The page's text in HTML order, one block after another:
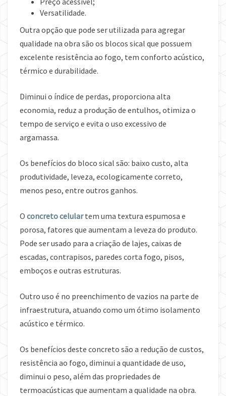
Versatilidade.
Outra opção que pode ser utilizada para agregar
qualidade na obra são os blocos sical que possuem
excelente resistência ao fogo, tem conforto acústico,
térmico e durabilidade.
Diminui o índice de perdas, proporciona alta
economia, reduz a produção de entulhos, otimiza o
tempo de serviço e evita o uso excessivo de
argamassa.
Os benefícios do bloco sical são: baixo custo, alta
produtividade, leveza, ecologicamente correto,
menos peso, entre outros ganhos.
O concreto celular tem uma textura espumosa e
porosa, fatores que aumentam a leveza do produto.
Pode ser usado para a criação de lajes, caixas de
escadas, contrapisos, paredes corta fogo, pisos,
emboços e outras estruturas.
Outro uso é no preenchimento de vazios na parte de
infraestrutura, atuando como um ótimo isolamento
acústico e térmico.
Os benefícios deste concreto são a redução de custos,
resistência ao fogo, diminui a quantidade de uso,
diminui o peso, além das propriedades de
termoacústicas que aumentam a qualidade na obra.